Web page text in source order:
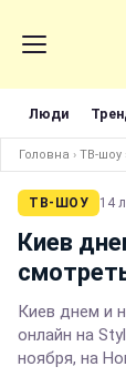
Люди
Головна › ТВ-шоу
ТВ-ШОУ 14
Киев
Киев днем и
онлайн на
ноября, на